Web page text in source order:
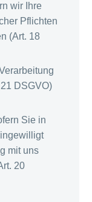
wir Ihre
Pflichten
(Art. 18
DSGVO)
Sie in
mit uns
20